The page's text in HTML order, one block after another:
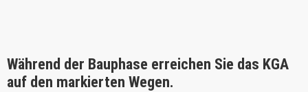
Während der Bauphase erreichen Sie das KGA
auf den markierten Wegen.